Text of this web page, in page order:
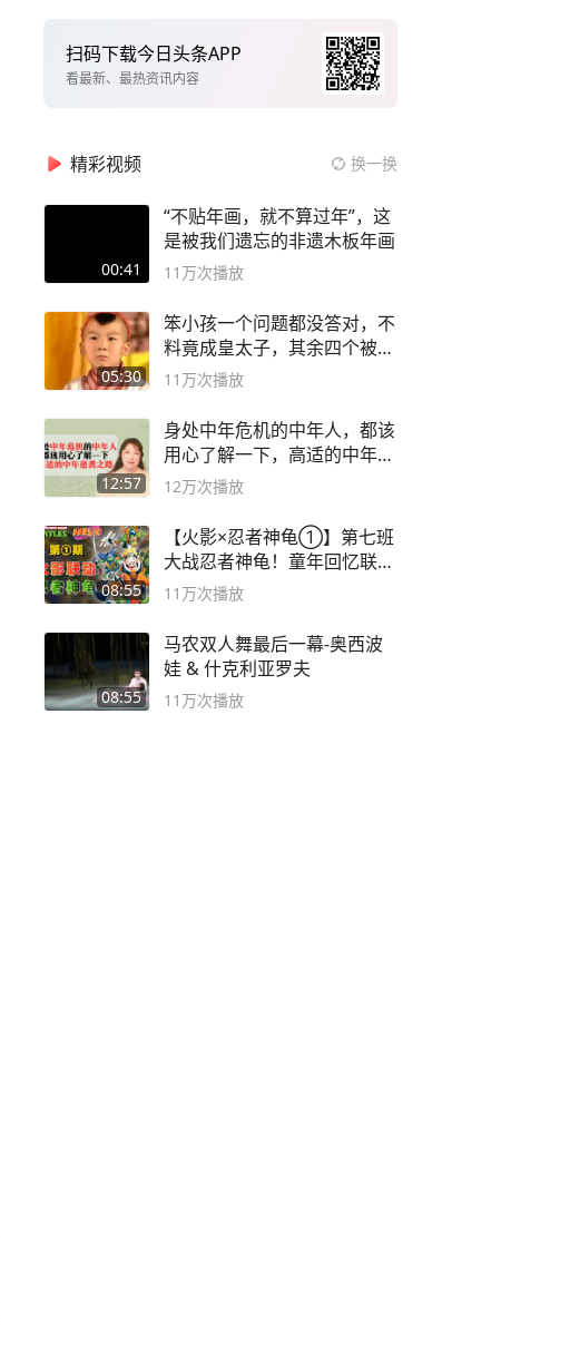
扫码下载今日头条APP
看最新、最热资讯内容
精彩视频 换一换
00:41
“不贴年画，就不算过年”，这
是被我们遗忘的非遗木板年画
11万次播放
05:30
笨小孩一个问题都没答对，不
料竟成皇太子，其余四个被处
死
11万次播放
12:57
身处中年危机的中年人，都该
用心了解一下，高适的中年逆
袭之路
12万次播放
08:55
【火影×忍者神龟①】第七班
大战忍者神龟！童年回忆联动
论武？
11万次播放
08:55
马农双人舞最后一幕-奥西波
娃 & 什克利亚罗夫
11万次播放